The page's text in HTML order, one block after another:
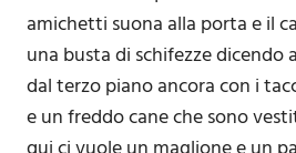
amichetti suona alla porta e il
una busta di schifezze dicendo
dal terzo piano ancora con i
e un freddo cane che sono